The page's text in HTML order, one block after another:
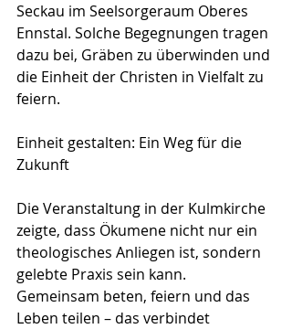
Seckau im Seelsorgeraum Oberes
Ennstal. Solche Begegnungen tragen
dazu bei, Gräben zu überwinden und
die Einheit der Christen in Vielfalt zu
feiern.
Einheit gestalten: Ein Weg für die
Zukunft
Die Veranstaltung in der Kulmkirche
zeigte, dass Ökumene nicht nur ein
theologisches Anliegen ist, sondern
gelebte Praxis sein kann.
Gemeinsam beten, feiern und das
Leben teilen – das verbindet